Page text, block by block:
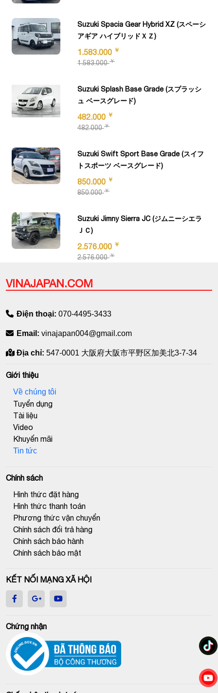
Suzuki Spacia Gear Hybrid XZ (スペーシ
アギア ハイブリッドＸＺ)
1.583.000 ￥
1.583.000￥
Suzuki Splash Base Grade (スプラッシ
ュ ベースグレード)
482.000 ￥
482.000￥
Suzuki Swift Sport Base Grade (スイフ
トスポーツ ベースグレード)
850.000 ￥
850.000￥
Suzuki Jimny Sierra JC (ジムニーシエラ
ＪＣ)
2.576.000 ￥
2.576.000￥
VINAJAPAN.COM
Điện thoại: 070-4495-3433
Email: vinajapan004@gmail.com
Địa chỉ: 547-0001 大阪府大阪市平野区加美北3-7-34
Giới thiệu
Về chúng tôi
Tuyển dụng
Tài liệu
Video
Khuyến mãi
Tin tức
Chính sách
Hình thức đặt hàng
Hình thức thanh toán
Phương thức vận chuyển
Chính sách đổi trả hàng
Chính sách bảo hành
Chính sách bảo mật
KẾT NỐI MẠNG XÃ HỘI
Chứng nhận